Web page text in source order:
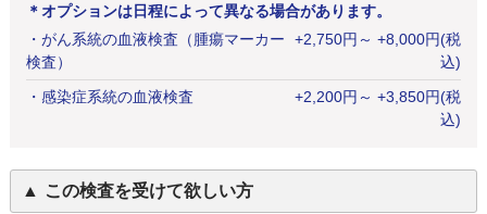
＊オプションは日程によって異なる場合があります。
・ がん系統の血液検査（腫瘍マーカー
検査）
+2,750円 ～ +8,000円(税
込)
・ 感染症系統の血液検査 +2,200円 ～ +3,850円(税
込)
この検査を受けて欲しい方